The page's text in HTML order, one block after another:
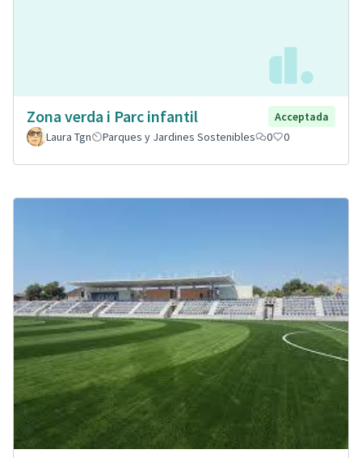
Zona verda i Parc infantil
Acceptada
Laura Tgn
Parques y Jardines Sostenibles 0 0